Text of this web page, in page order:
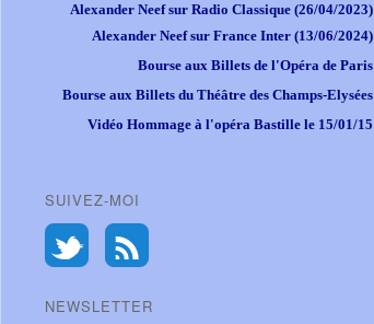
Alexander Neef sur Radio Classique (26/04/2023)
Alexander Neef sur France Inter (13/06/2024)
Bourse aux Billets de l'Opéra de Paris
Bourse aux Billets du Théâtre des Champs-Elysées
Vidéo Hommage à l'opéra Bastille le 15/01/15
SUIVEZ-MOI
NEWSLETTER